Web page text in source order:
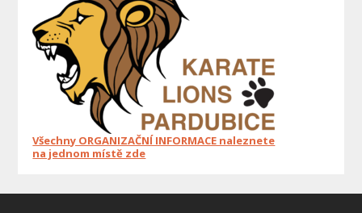
Všechny ORGANIZAČNÍ INFORMACE naleznete
na jednom místě zde